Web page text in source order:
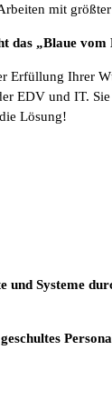
mit
das „Blaue vom
Erfüllung Ihrer
EDV und IT. Sie
Lösung!
Systeme
geschultes